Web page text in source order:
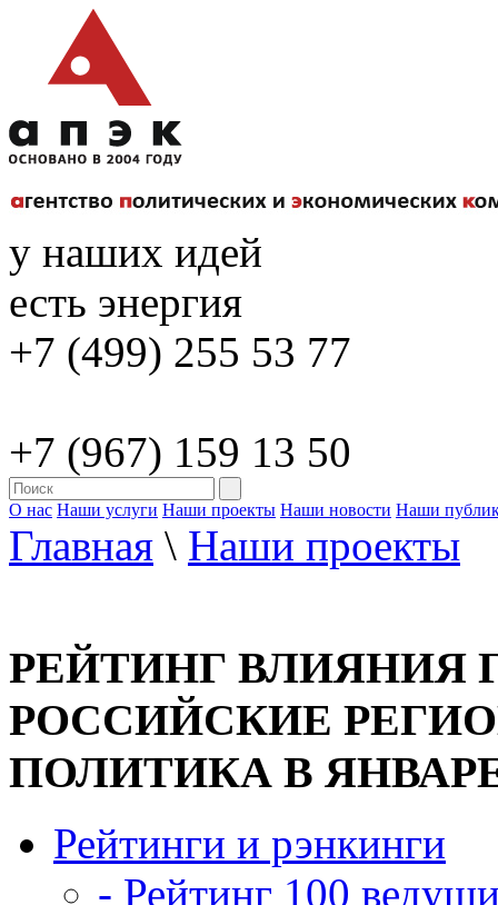
у наших идей
есть энергия
+7 (499) 255 53 77
+7 (967) 159 13 50
О нас Наши услуги Наши проекты Наши новости Наши
Главная \ Наши проекты
РЕЙТИНГ ВЛИЯНИЯ
РОССИЙСКИЕ
ПОЛИТИКА В ЯНВАРЕ
Рейтинги и рэнкинги
- Рейтинг 100